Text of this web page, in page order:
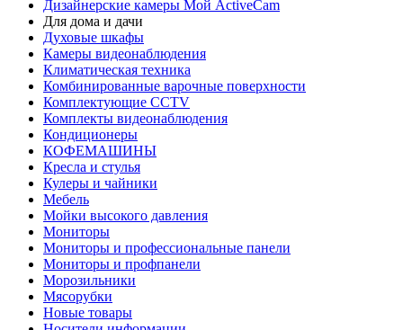
Дизайнерские камеры Мой ActiveCam
Для дома и дачи
Духовые шкафы
Камеры видеонаблюдения
Климатическая техника
Комбинированные варочные поверхности
Комплектующие CCTV
Комплекты видеонаблюдения
Кондиционеры
КОФЕМАШИНЫ
Кресла и стулья
Кулеры и чайники
Мебель
Мойки высокого давления
Мониторы
Мониторы и профессиональные панели
Мониторы и профпанели
Морозильники
Мясорубки
Новые товары